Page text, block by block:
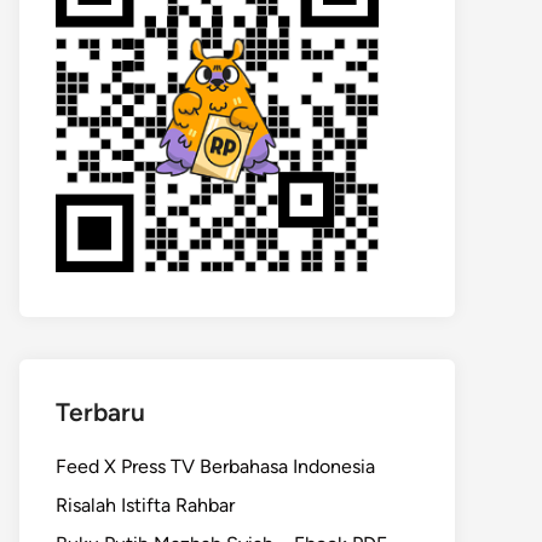
Terbaru
Feed X Press TV Berbahasa Indonesia
Risalah Istifta Rahbar